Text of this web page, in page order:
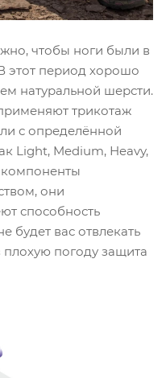
чтобы ноги были в
этот период хорошо
натуральной шерсти.
трикотаж
с определённой
Light, Medium, Нeavy,
они
способность
будет вас отвлекать
погоду защита